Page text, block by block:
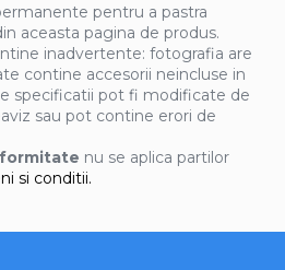
pentru a pastra
aceasta pagina de produs.
inadvertente: fotografia are
contine accesorii neincluse in
specificatii pot fi modificate de
sau pot contine erori de
nu se aplica partilor
si conditii.